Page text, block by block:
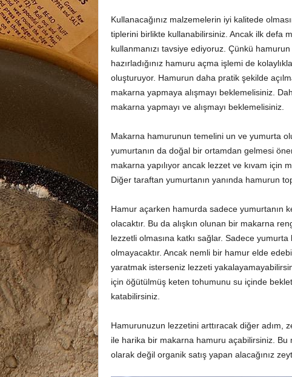
Kullanacağınız malzemelerin iyi kalitede
tiplerini birlikte kullanabilirsiniz. Ancak ilk defa
kullanmanızı tavsiye ediyoruz. Çünkü
hazırladığınız hamuru açma işlemi de
oluşturuyor. Hamurun daha pratik şekilde
makarna yapmaya alışmayı beklemelisiniz.
makarna yapmayı ve alışmayı beklemelisiniz.
Makarna hamurunun temelini un ve yumurta
yumurtanın da doğal bir ortamdan gelmesi
makarna yapılıyor ancak lezzet ve kıvam için
Diğer taraftan yumurtanın yanında hamurun
Hamur açarken hamurda sadece yumurtanın
olacaktır. Bu da alışkın olunan bir makarna
lezzetli olmasına katkı sağlar. Sadece
olmayacaktır. Ancak nemli bir hamur elde
yaratmak isterseniz lezzeti
için öğütülmüş keten tohumunu su içinde
katabilirsiniz.
Hamurunuzun lezzetini arttıracak diğer adım,
ile harika bir makarna hamuru açabilirsiniz. Bu
olarak değil organik satış yapan alacağınız